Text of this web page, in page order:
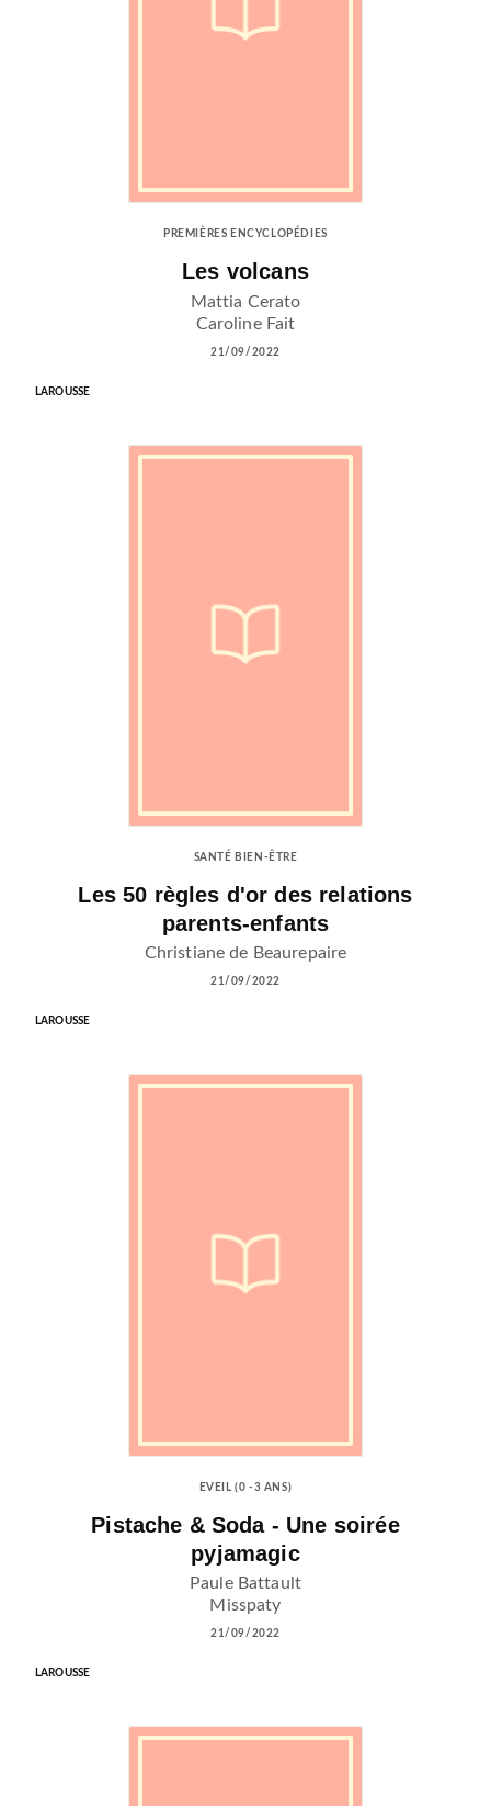
PREMIÈRES ENCYCLOPÉDIES
Les volcans
Mattia Cerato
Caroline Fait
21/09/2022
LAROUSSE
SANTÉ BIEN-ÊTRE
Les 50 règles d'or des relations
parents-enfants
Christiane de Beaurepaire
21/09/2022
LAROUSSE
EVEIL (0 -3 ANS)
Pistache & Soda - Une soirée
pyjamagic
Paule Battault
Misspaty
21/09/2022
LAROUSSE